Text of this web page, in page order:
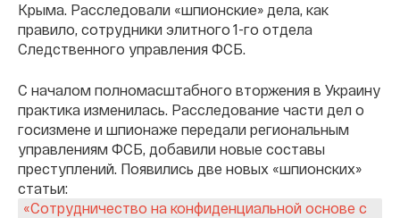
Крыма. Расследовали «шпионские» дела, как
правило, сотрудники элитного 1-го отдела
Следственного управления ФСБ.
С началом полномасштабного вторжения в Украину
практика изменилась. Расследование части дел о
госизмене и шпионаже передали региональным
управлениям ФСБ, добавили новые составы
преступлений. Появились две новых «шпионских»
статьи:
«Сотрудничество на конфиденциальной основе с